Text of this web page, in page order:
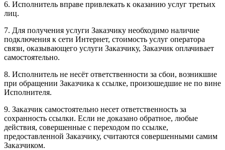
6. Исполнитель вправе привлекать к оказанию услуг третьих
лиц.
7. Для получения услуги Заказчику необходимо наличие
подключения к сети Интернет, стоимость услуг оператора
связи, оказывающего услуги Заказчику, Заказчик оплачивает
самостоятельно.
8. Исполнитель не несёт ответственности за сбои, возникшие
при обращении Заказчика к ссылке, произошедшие не по вине
Исполнителя.
9. Заказчик самостоятельно несет ответственность за
сохранность ссылки. Если не доказано обратное, любые
действия, совершенные с переходом по ссылке,
предоставленной Заказчику, считаются совершенными самим
Заказчиком.